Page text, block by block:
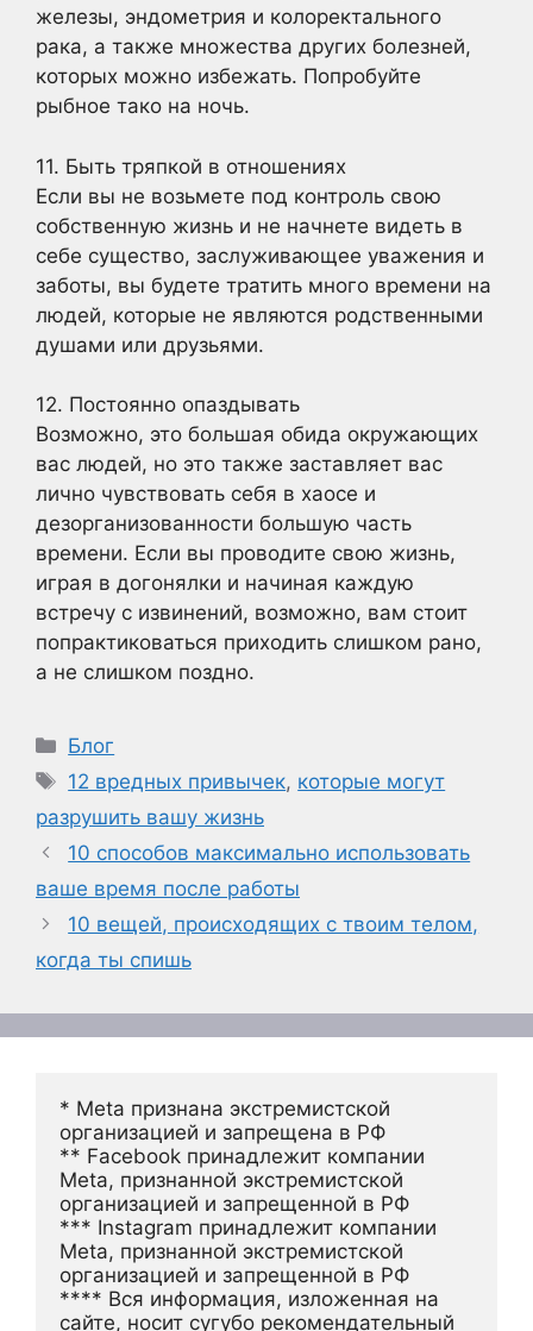
железы, эндометрия и колоректального
рака, а также множества других болезней,
которых можно избежать. Попробуйте
рыбное тако на ночь.
11. Быть тряпкой в отношениях
Если вы не возьмете под контроль свою
собственную жизнь и не начнете видеть в
себе существо, заслуживающее уважения и
заботы, вы будете тратить много времени на
людей, которые не являются родственными
душами или друзьями.
12. Постоянно опаздывать
Возможно, это большая обида окружающих
вас людей, но это также заставляет вас
лично чувствовать себя в хаосе и
дезорганизованности большую часть
времени. Если вы проводите свою жизнь,
играя в догонялки и начиная каждую
встречу с извинений, возможно, вам стоит
попрактиковаться приходить слишком рано,
а не слишком поздно.
Рубрики
Блог
Метки
12 вредных привычек, которые могут
разрушить вашу жизнь
10 способов максимально использовать
ваше время после работы
10 вещей, происходящих с твоим телом,
когда ты спишь
* Meta признана экстремистской
организацией и запрещена в РФ
** Facebook принадлежит компании
Meta, признанной экстремистской
организацией и запрещенной в РФ
*** Instagram принадлежит компании
Meta, признанной экстремистской
организацией и запрещенной в РФ
**** Вся информация, изложенная на
сайте, носит сугубо рекомендательный